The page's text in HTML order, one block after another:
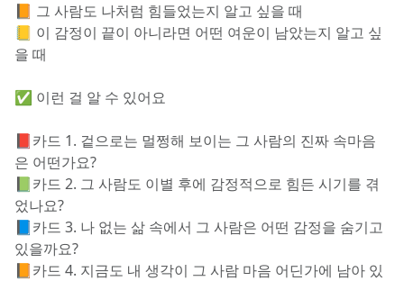
📙 그 사람도 나처럼 힘들었는지 알고 싶을 때
📒 이 감정이 끝이 아니라면 어떤 여운이 남았는지 알고 싶
을 때
✅ 이런 걸 알 수 있어요
📕카드 1. 겉으로는 멀쩡해 보이는 그 사람의 진짜 속마음
은 어떤가요?
📗카드 2. 그 사람도 이별 후에 감정적으로 힘든 시기를 겪
었나요?
📘카드 3. 나 없는 삶 속에서 그 사람은 어떤 감정을 숨기고
있을까요?
📙카드 4. 지금도 내 생각이 그 사람 마음 어딘가에 남아 있